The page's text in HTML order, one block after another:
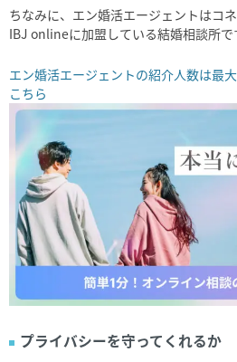
ちなみに、エン婚活エージェントはコ
IBJ onlineに加盟している結婚相談所で
エン婚活エージェントの紹介人数は最
こちら
プライバシーを守ってくれるか